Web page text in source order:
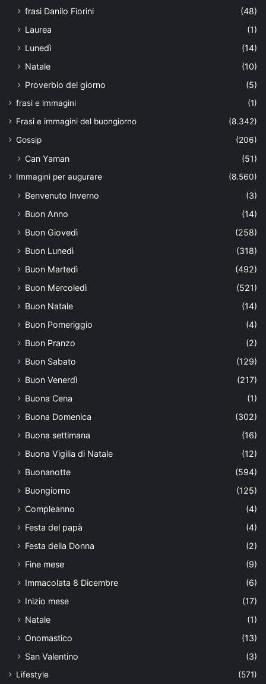
frasi Danilo Fiorini
(48)
Laurea
(1)
Lunedì
(14)
Natale
(10)
Proverbio del giorno
(5)
frasi e immagini
(1)
Frasi e immagini del buongiorno
(8.342)
Gossip
(206)
Can Yaman (51)
Immagini per augurare (8.560)
Benvenuto Inverno
(3)
Buon Anno
(14)
Buon Giovedì
(258)
Buon Lunedì
(318)
Buon Martedì
(492)
Buon Mercoledì
(521)
Buon Natale
(14)
Buon Pomeriggio
(4)
Buon Pranzo
(2)
Buon Sabato
(129)
Buon Venerdì
(217)
Buona Cena
(1)
Buona Domenica
(302)
Buona settimana
(16)
Buona Vigilia di Natale
(12)
Buonanotte
(594)
Buongiorno
(125)
Compleanno
(4)
Festa del papà
(4)
Festa della Donna
(2)
Fine mese
(9)
Immacolata 8 Dicembre
(6)
Inizio mese
(17)
Natale
(1)
Onomastico
(13)
San Valentino
(3)
Lifestyle (571)